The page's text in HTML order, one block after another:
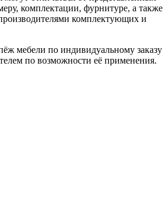
комплектации, фурнитуре, а также
комплектующих и
мебели по индивидуальному заказу
по возможности её применения.